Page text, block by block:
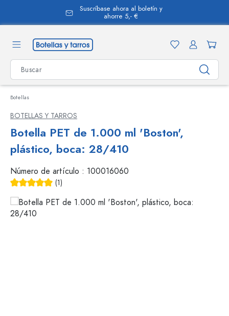
Suscríbase ahora al boletín y
ahorre 5,- €
Botellas
BOTELLAS Y TARROS
Botella PET de 1.000 ml 'Boston',
plástico, boca: 28/410
Número de artículo : 100016060
(1)